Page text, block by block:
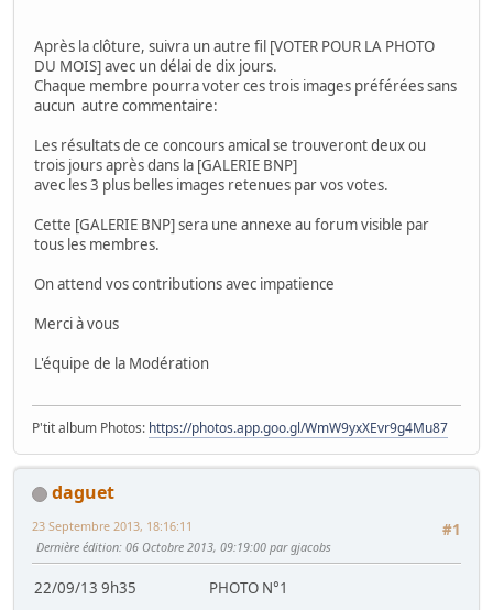
Après la clôture, suivra un autre fil [VOTER POUR LA PHOTO
DU MOIS] avec un délai de dix jours.
Chaque membre pourra voter ces trois images préférées sans
aucun autre commentaire:
Les résultats de ce concours amical se trouveront deux ou
trois jours après dans la [GALERIE BNP]
avec les 3 plus belles images retenues par vos votes.
Cette [GALERIE BNP] sera une annexe au forum visible par
tous les membres.
On attend vos contributions avec impatience
Merci à vous
L'équipe de la Modération
P'tit album Photos: https://photos.app.goo.gl/WmW9yxXEvr9g4Mu87
daguet
#1
23 Septembre 2013, 18:16:11
Dernière édition: 06 Octobre 2013, 09:19:00 par gjacobs
22/09/13 9h35 PHOTO N°1